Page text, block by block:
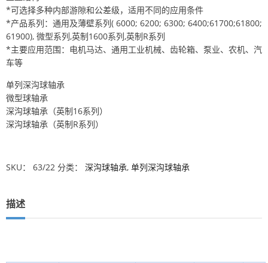
*可选择多种内部游隙和公差级，适用不同的应用条件
*产品系列：通用及薄壁系列( 6000; 6200; 6300; 6400;61700;61800;
61900), 微型系列,英制1600系列,英制R系列
*主要应用范围：电机马达、通用工业机械、齿轮箱、泵业、农机、汽
车等
单列深沟球轴承
微型球轴承
深沟球轴承（英制16系列）
深沟球轴承（英制R系列）
SKU： 63/22 分类： 深沟球轴承, 单列深沟球轴承
描述